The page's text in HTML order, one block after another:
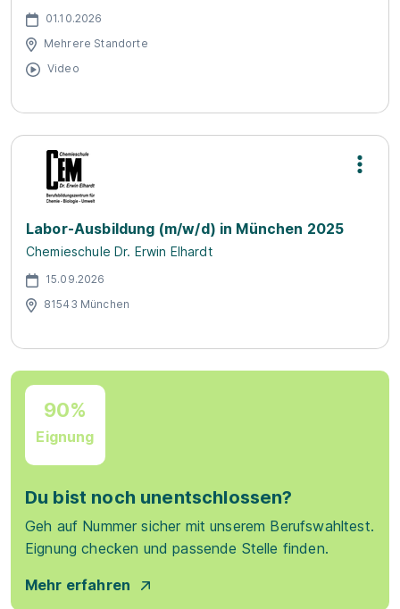
01.10.2026
Mehrere Standorte
Video
Labor-Ausbildung (m/w/d) in München 2025
Chemieschule Dr. Erwin Elhardt
15.09.2026
81543 München
90%
Eignung
Du bist noch unentschlossen?
Geh auf Nummer sicher mit unserem Berufswahltest.
Eignung checken und passende Stelle finden.
Mehr erfahren